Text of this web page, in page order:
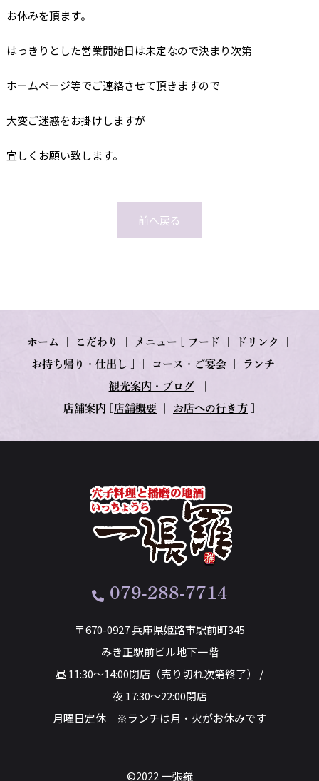
お休みを頂ます。
はっきりとした営業開始日は未定なので決まり次第
ホームページ等でご連絡させて頂きますので
大変ご迷惑をお掛けしますが
宜しくお願い致します。
前へ戻る
ホーム こだわり メニュー フード ドリンク
お持ち帰り・仕出し コース・ご宴会｜ ランチ
観光案内・ブログ｜
店舗案内 店舗概要 お店への行き方
079-288-7714
〒670-0927 兵庫県姫路市駅前町345
みき正駅前ビル地下一階
昼 11:30～14:00閉店（売り切れ次第終了） /
夜 17:30～22:00閉店
月曜日定休 ※ランチは月・火がお休みです
©2022 一張羅